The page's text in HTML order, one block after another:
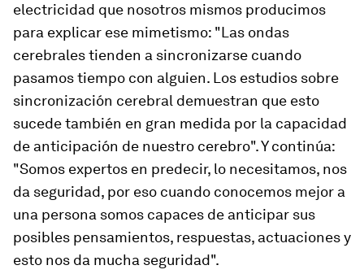
electricidad que nosotros mismos producimos
para explicar ese mimetismo: "Las ondas
cerebrales tienden a sincronizarse cuando
pasamos tiempo con alguien. Los estudios sobre
sincronización cerebral demuestran que esto
sucede también en gran medida por la capacidad
de anticipación de nuestro cerebro". Y continúa:
"Somos expertos en predecir, lo necesitamos, nos
da seguridad, por eso cuando conocemos mejor a
una persona somos capaces de anticipar sus
posibles pensamientos, respuestas, actuaciones y
esto nos da mucha seguridad".